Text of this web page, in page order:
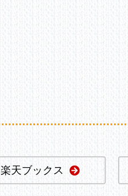
楽天ブックス